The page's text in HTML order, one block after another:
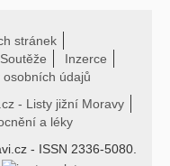
stránek
Soutěže
Inzerce
údajů
- Listy jižní Moravy
a léky
- ISSN 2336-5080.